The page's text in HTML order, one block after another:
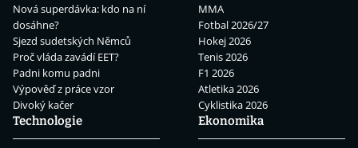
Nová superdávka: kdo na ní
dosáhne?
Sjezd sudetských Němců
Proč vláda zavádí EET?
Padni komu padni
Výpověď z práce vzor
Divoký kačer
MMA
Fotbal 2026/27
Hokej 2026
Tenis 2026
F1 2026
Atletika 2026
Cyklistika 2026
Technologie
Ekonomika